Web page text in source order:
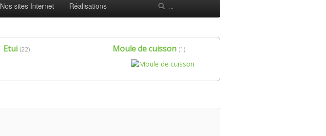
Nos sites Internet Réalisations
Etui (22) Moule de cuisson (1)